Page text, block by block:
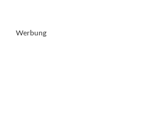
Werbung